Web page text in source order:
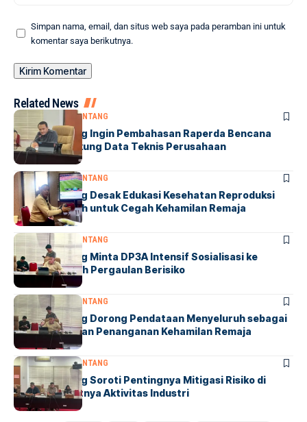
Simpan nama, email, dan situs web saya pada peramban ini untuk
komentar saya berikutnya.
Related News
BONTANG DPRD BONTANG
DPRD Bontang Ingin Pembahasan Raperda Bencana
Industri Didukung Data Teknis Perusahaan
BONTANGDPRD BONTANG
DPRD Bontang Desak Edukasi Kesehatan Reproduksi
Masuk Sekolah untuk Cegah Kehamilan Remaja
BONTANG DPRD BONTANG
DPRD Bontang Minta DP3A Intensif Sosialisasi ke
Sekolah Cegah Pergaulan Berisiko
BONTANG DPRD BONTANG
DPRD Bontang Dorong Pendataan Menyeluruh sebagai
Dasar Kebijakan Penanganan Kehamilan Remaja
BONTANGDPRD BONTANG
DPRD Bontang Soroti Pentingnya Mitigasi Risiko di
Tengah Pesatnya Aktivitas Industri